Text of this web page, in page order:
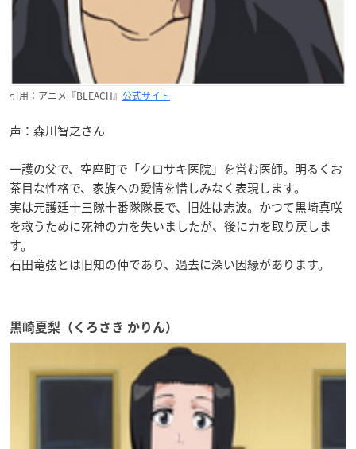
引用：アニメ『BLEACH』 公式サイト
声：森川智之さん
一護の父で、空座町で「クロサキ医院」を営む医師。明るくお
茶目な性格で、家族への愛情を惜しみなく表現します。
実は元護廷十三隊十番隊隊長で、旧姓は志波。かつて黒崎真咲
を救うために死神の力を失いましたが、後に力を取り戻しま
す。
石田竜弦とは旧知の仲であり、過去に深い因縁があります。
黒崎夏梨（くろさき かりん）